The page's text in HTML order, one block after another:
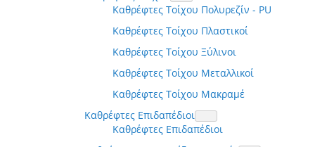
Καθρέφτες Τοίχου Πολυρεζίν - PU
Καθρέφτες Τοίχου Πλαστικοί
Καθρέφτες Τοίχου Ξύλινοι
Καθρέφτες Τοίχου Μεταλλικοί
Καθρέφτες Τοίχου Μακραμέ
Καθρέφτες Επιδαπέδιοι
Καθρέφτες Επιδαπέδιοι